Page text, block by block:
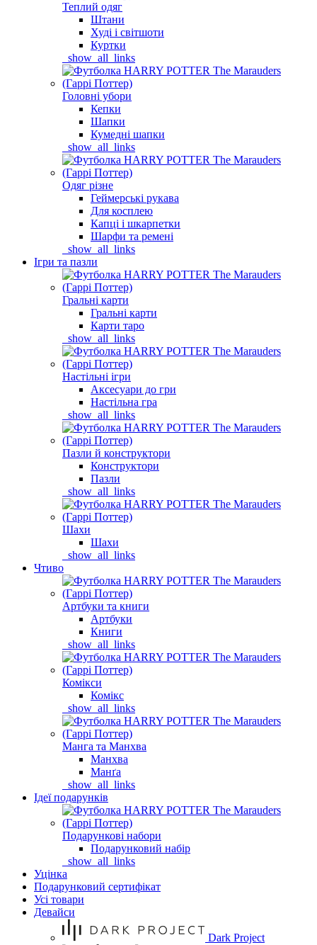
Теплий одяг
Штани
Худі і світшоти
Куртки
_show_all_links
Головні убори
Кепки
Шапки
Кумедні шапки
_show_all_links
Одяг різне
Геймерські рукава
Для косплею
Капці і шкарпетки
Шарфи та ремені
_show_all_links
Ігри та пазли
Гральні карти
Гральні карти
Карти таро
_show_all_links
Настільні ігри
Аксесуари до гри
Настільна гра
_show_all_links
Пазли й конструктори
Конструктори
Пазли
_show_all_links
Шахи
Шахи
_show_all_links
Чтиво
Артбуки та книги
Артбуки
Книги
_show_all_links
Комікси
Комікс
_show_all_links
Манга та Манхва
Манхва
Манґа
_show_all_links
Ідеї подарунків
Подарункові набори
Подарунковий набір
_show_all_links
Уцінка
Подарунковий сертифікат
Усі товари
Девайси
Dark Project